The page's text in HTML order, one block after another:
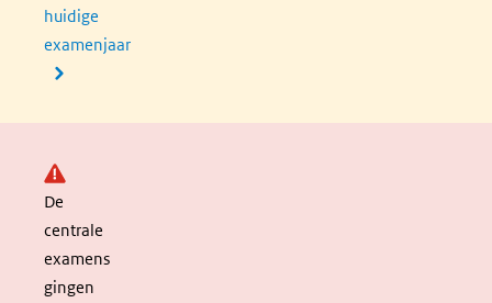
huidige
examenjaar
De
centrale
examens
gingen